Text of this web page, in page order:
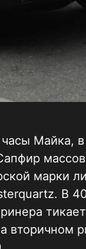
Майка, в
марки
В
тикает
вторичном